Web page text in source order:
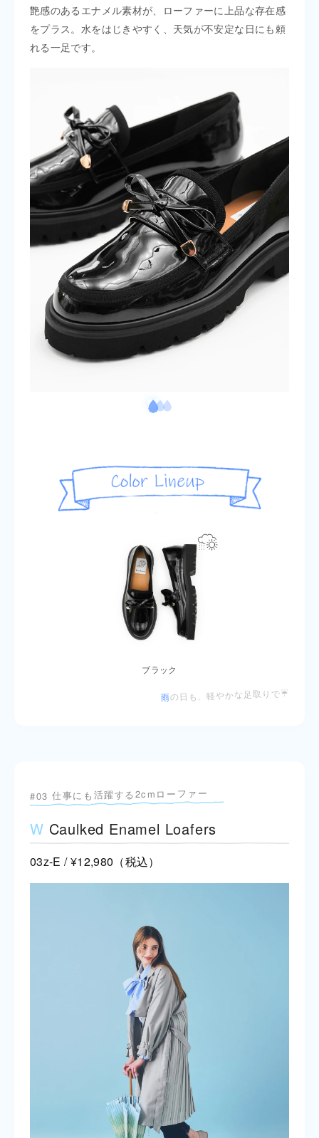
艶感のあるエナメル素材が、ローファーに上品な存在感
をプラス。水をはじきやすく、天気が不安定な日にも頼
れる一足です。
ブラック
雨の日も、軽やかな足取りで☔
#03 仕事にも活躍する2cmローファー
W Caulked Enamel Loafers
03z-E / ¥12,980（税込）